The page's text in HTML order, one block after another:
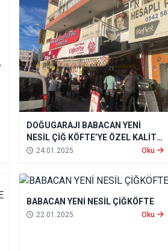
DOĞUGARAJI BABACAN YENİ
NESİL ÇİĞ KÖFTE’YE ÖZEL KALİTE
BELGESİ TAKDİM EDİLDİ
24.01.2025 Oku
BABACAN YENİ NESİL ÇİĞKÖFTE
22.01.2025 Oku